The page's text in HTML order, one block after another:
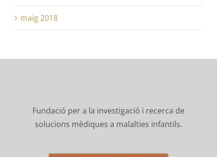
maig 2018
Fundació per a la investigació i recerca de
solucions mèdiques a malalties infantils.